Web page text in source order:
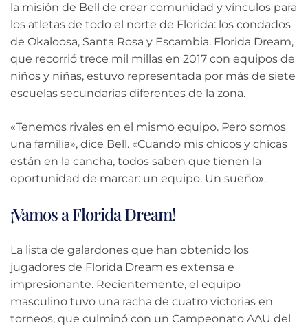
la misión de Bell de crear comunidad y vínculos para
los atletas de todo el norte de Florida: los condados
de Okaloosa, Santa Rosa y Escambia. Florida Dream,
que recorrió trece mil millas en 2017 con equipos de
niños y niñas, estuvo representada por más de siete
escuelas secundarias diferentes de la zona.
«Tenemos rivales en el mismo equipo. Pero somos
una familia», dice Bell. «Cuando mis chicos y chicas
están en la cancha, todos saben que tienen la
oportunidad de marcar: un equipo. Un sueño».
¡Vamos a Florida Dream!
La lista de galardones que han obtenido los
jugadores de Florida Dream es extensa e
impresionante. Recientemente, el equipo
masculino tuvo una racha de cuatro victorias en
torneos, que culminó con un Campeonato AAU del